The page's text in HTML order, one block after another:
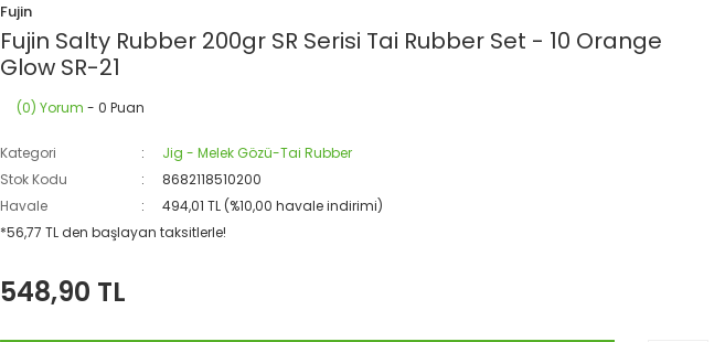
Fujin
Fujin Salty Rubber 200gr SR Serisi Tai Rubber Set - 10 Orange
Glow SR-21
(0) Yorum - 0 Puan
Kategori
Jig - Melek Gözü-Tai Rubber
Stok Kodu
8682118510200
Havale
494,01 TL (%10,00 havale indirimi)
*56,77 TL den başlayan taksitlerle!
548,90 TL